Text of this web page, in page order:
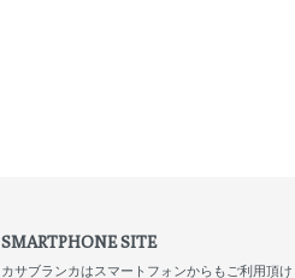
SMARTPHONE SITE
カサブランカはスマートフォンからもご利用頂け